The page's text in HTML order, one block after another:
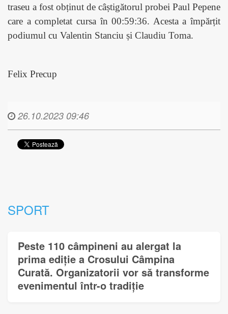
traseu a fost obținut de câștigătorul probei Paul Pepene
care a completat cursa în 00:59:36. Acesta a împărțit
podiumul cu Valentin Stanciu și Claudiu Toma.
Felix Precup
26.10.2023 09:46
SPORT
Peste 110 câmpineni au alergat la
prima ediție a Crosului Câmpina
Curată. Organizatorii vor să transforme
evenimentul într-o tradiție